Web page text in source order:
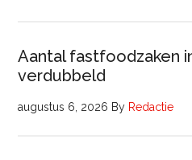
Aantal fastfoodzaken
verdubbeld
augustus 6, 2026 By Redactie